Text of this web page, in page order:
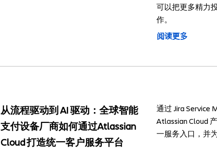
可以把更多精力
作。
阅读更多
从流程驱动到 AI 驱动：全球智能
支付设备厂商如何通过Atlassian
Cloud 打造统一客户服务平台
通过 Jira Service
Atlassian Cloud
一服务入口，并